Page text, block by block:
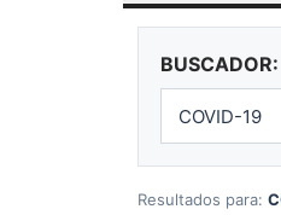
BUSCADOR:
Resultados para: